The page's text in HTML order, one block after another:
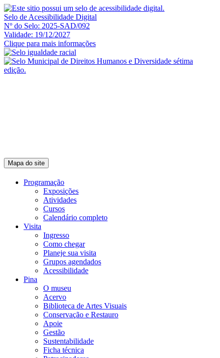
Selo de Acessibilidade Digital
Nº do Selo: 2025-SAD/092
Validade: 19/12/2027
Clique para mais informações
Mapa do site
Programação
Exposições
Atividades
Cursos
Calendário completo
Visita
Ingresso
Como chegar
Planeje sua visita
Grupos agendados
Acessibilidade
Pina
O museu
Acervo
Biblioteca de Artes Visuais
Conservação e Restauro
Apoie
Gestão
Sustentabilidade
Ficha técnica